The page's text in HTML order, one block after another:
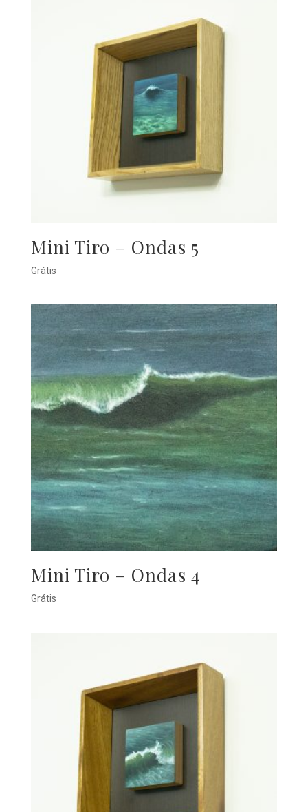
Mini Tiro – Ondas 5
Grátis
Mini Tiro – Ondas 4
Grátis